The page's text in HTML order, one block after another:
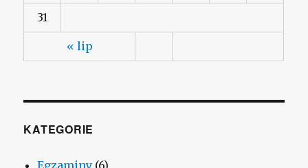
« lip
31
KATEGORIE
Egzaminy (6)